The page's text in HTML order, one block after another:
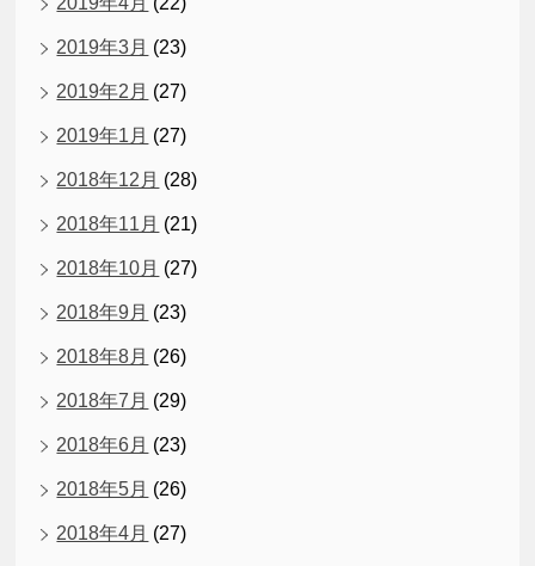
2019年3月 (23)
2019年2月 (27)
2019年1月 (27)
2018年12月 (28)
2018年11月 (21)
2018年10月 (27)
2018年9月 (23)
2018年8月 (26)
2018年7月 (29)
2018年6月 (23)
2018年5月 (26)
2018年4月 (27)